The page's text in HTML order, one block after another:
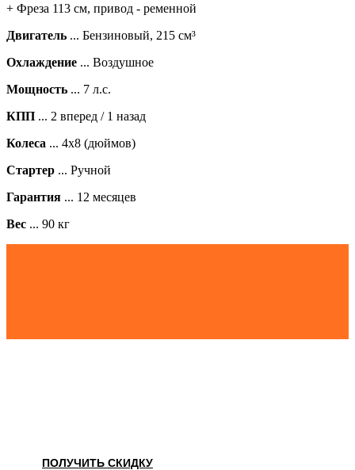
+ Фреза 113 см, привод - ременной
Двигатель ... Бензиновый, 215 см³
Охлаждение ... Воздушное
Мощность ... 7 л.с.
КПП ... 2 вперед / 1 назад
Колеса ... 4х8 (дюймов)
Стартер ... Ручной
Гарантия ... 12 месяцев
Вес ... 90 кг
ПОЛУЧИТЬ СКИДКУ